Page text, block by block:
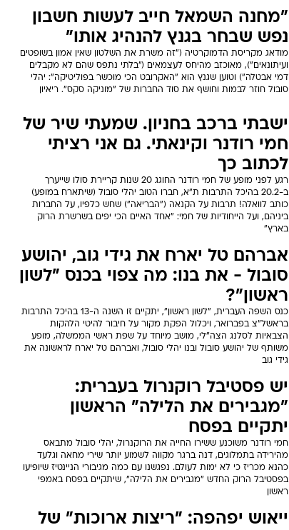
"מחנה השמאל חייב לעשות חשבון
נפש שבחר בגנץ להנהיג אותו"
מודאג מקריסת הדמוקרטיה ("זה משרת את השלטון שאין אמון בשופטים
ועיתונאים"), מאוכזב מהיחס לעצמאים ("בלתי נתפס שהם לא מקבלים
דמי אבטלה") וטוען שגנץ הוא "האקרובט הכי מוכשר בפוליטיקה": יהלי
סובול חוזר לבמות וחושף את סוד החברות של "מוניקה סקס". ריאיון
ישבתי ברכב בחניון. שמעתי שיר של
חמי רודנר וקינאתי. גם אני רציתי
לכתוב כך
רגע לפני מופע של חמי רודנר החוגג 20 שנות קריירת סולו שייערך
ב-20.2 בהיכל התרבות ת"א, חברו הטוב יהלי סובול (שיתארח במופע)
כותב לוואלה! תרבות על הקנאה ("הבריאה") שחש כלפיו, על החברות
ביניהם, ועל הייחודיות של חמי: "אחד האיים הכי יפים בשרשרת הרוק
בארץ"
אברהם טל יארח את גידי גוב, יהושע
סובול - את בנו: מה צפוי בכנס "לשון
ראשון"?
כנס השפה העברית, "לשון ראשון", יתקיים זו השנה ה-13 בהיכל התרבות
בראשל"צ בפברואר, ויכלול הפקת מקור על חיבור להיטי הלהקות
הצבאיות לסלנג הצה"לי, מושב מיוחד על שפת ראשי הממשלה, מופע
משותף של יהושע סובול ובנו יהלי סובול, ואברהם טל יארח לראשונה את
גידי גוב
יש פסטיבל רוקנרול בעברית:
"מגבירים את הלילה" הראשון
יתקיים בפסח
חמי רודנר משוכנע ששירו החייה את הרוקנרול, יהלי סובול מתבאס
מהירידה בתמלוגים, דנה ברגר מקווה לשמוע יותר שירי מחאה וגלעד
כהנא מכריז כי לא ימות לעולם. נפגשנו עם כמה מגיבורי הניינטיז שיופיעו
בפסטיבל הרוק החדש "מגבירים את הלילה", שיתקיים בפסח באמפי
ראשון
ייאוש יפהפה: "ריצות ארוכות" של